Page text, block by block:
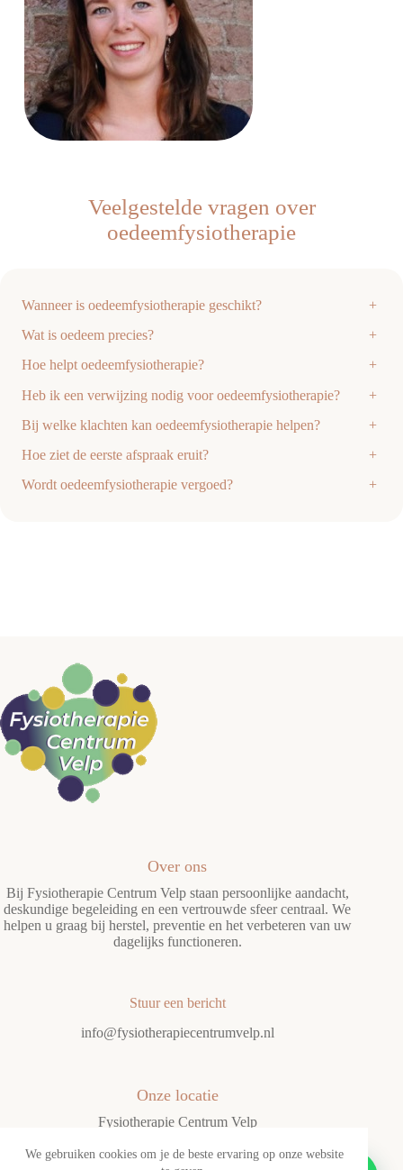
We gebruiken cookies om je de beste ervaring op onze website
Veelgestelde vragen over
oedeemfysiotherapie
Wanneer is oedeemfysiotherapie geschikt?
+
Wat is oedeem precies?
+
Hoe helpt oedeemfysiotherapie?
+
Heb ik een verwijzing nodig voor oedeemfysiotherapie?
+
Bij welke klachten kan oedeemfysiotherapie helpen?
+
Hoe ziet de eerste afspraak eruit?
+
Wordt oedeemfysiotherapie vergoed?
+
Over ons
Bij Fysiotherapie Centrum Velp staan persoonlijke aandacht,
deskundige begeleiding en een vertrouwde sfeer centraal. We
helpen u graag bij herstel, preventie en het verbeteren van uw
dagelijks functioneren.
Stuur een bericht
info@fysiotherapiecentrumvelp.nl
Onze locatie
Fysiotherapie Centrum Velp
6883 AX, Velp